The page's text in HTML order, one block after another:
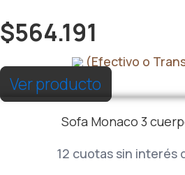
$564.191
(Efectivo o
Ver producto
Sofa Monaco 3
12 cuotas sin interés